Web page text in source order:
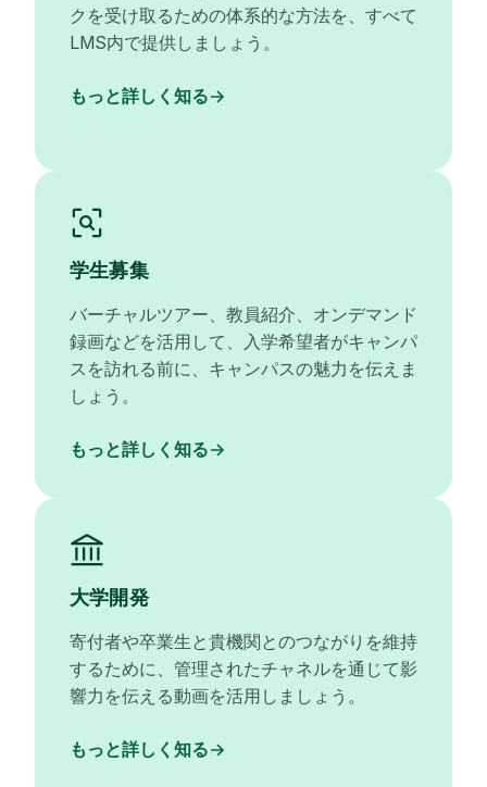
クを受け取るための体系的な方法を、すべて
LMS内で提供しましょう。
もっと詳しく知る
学生募集
バーチャルツアー、教員紹介、オンデマンド
録画などを活用して、入学希望者がキャンパ
スを訪れる前に、キャンパスの魅力を伝えま
しょう。
もっと詳しく知る
大学開発
寄付者や卒業生と貴機関とのつながりを維持
するために、管理されたチャネルを通じて影
響力を伝える動画を活用しましょう。
もっと詳しく知る